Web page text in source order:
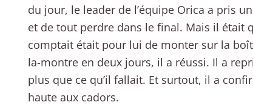
du jour, le leader de l’équipe Orica a pris
et de tout perdre dans le final. Mais il était
comptait était pour lui de monter sur la
la-montre en deux jours, il a réussi. Il a
plus que ce qu’il fallait. Et surtout, il a
haute aux cadors.